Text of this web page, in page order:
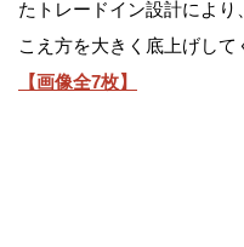
たトレードイン設計によ
こえ方を大きく底上げして
【画像全7枚】